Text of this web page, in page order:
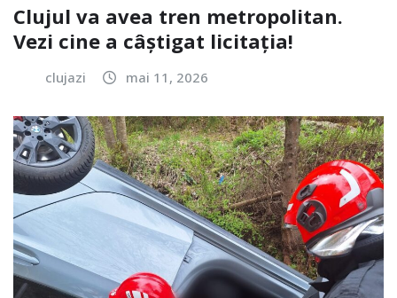
Clujul va avea tren metropolitan.
Vezi cine a câștigat licitația!
clujazi mai 11, 2026